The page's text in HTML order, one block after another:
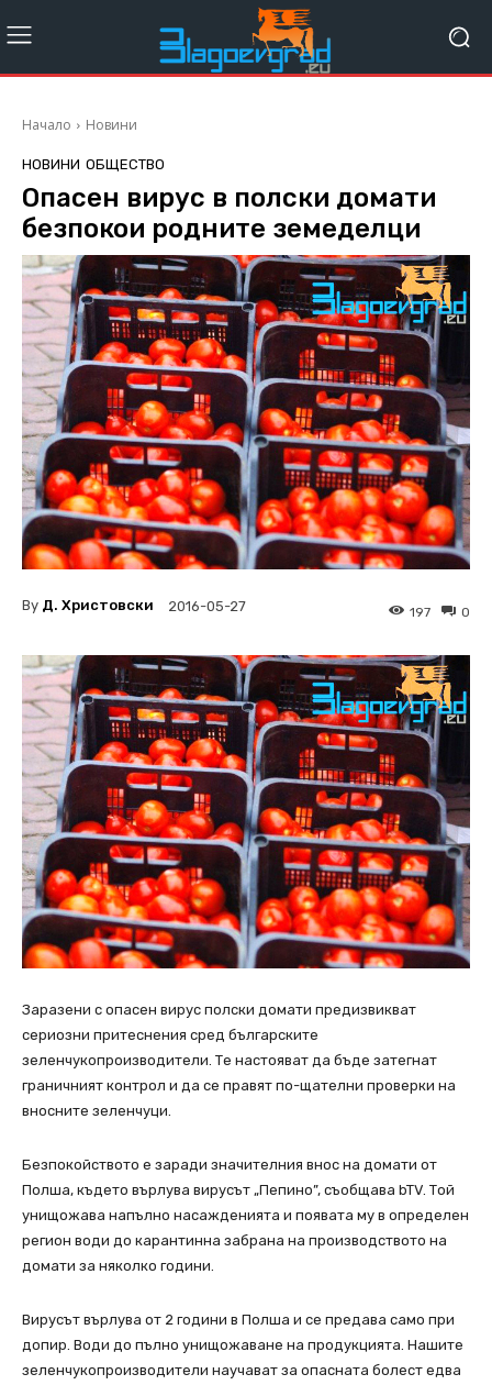
Начало Новини
НОВИНИ ОБЩЕСТВО
Опасен вирус в полски домати
безпокои родните земеделци
By Д. Христовски 2016-05-27 0
197
Заразени с опасен вирус полски домати предизвикват
сериозни притеснения сред българските
зеленчукопроизводители. Те настояват да бъде затегнат
граничният контрол и да се правят по-щателни проверки на
вносните зеленчуци.
Безпокойството е заради значителния внос на домати от
Полша, където върлува вирусът „Пепино”, съобщава bTV. Той
унищожава напълно насажденията и появата му в определен
регион води до карантинна забрана на производството на
домати за няколко години.
Вирусът върлува от 2 години в Полша и се предава само при
допир. Води до пълно унищожаване на продукцията. Нашите
зеленчукопроизводители научават за опасната болест едва